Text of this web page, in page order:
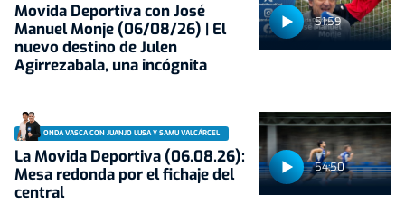
51:59
Movida Deportiva con José
Manuel Monje (06/08/26) | El
nuevo destino de Julen
Agirrezabala, una incógnita
54:50
ONDA VASCA CON JUANJO LUSA Y SAMU VALCÁRCEL
La Movida Deportiva (06.08.26):
Mesa redonda por el fichaje del
central